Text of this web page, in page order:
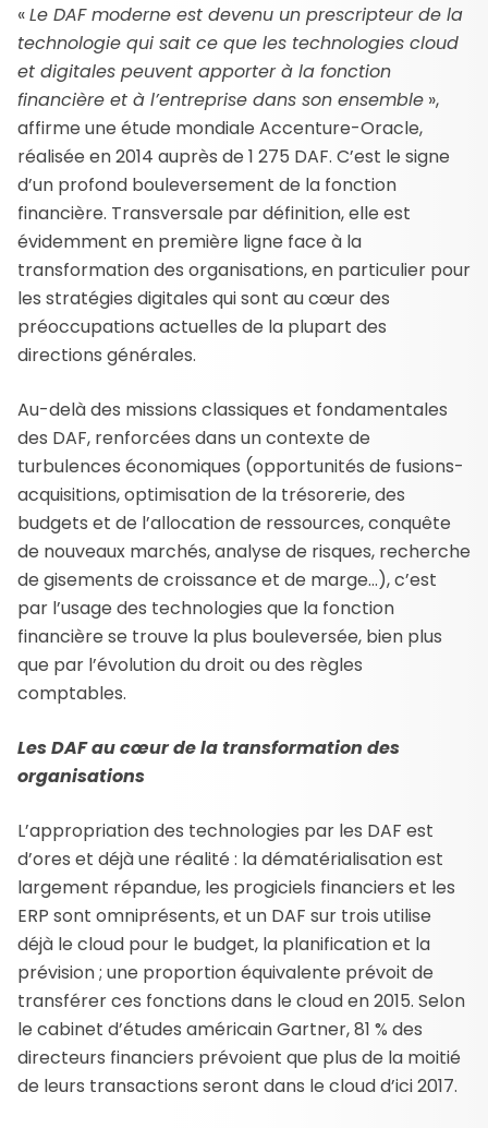
«Le DAF moderne est devenu un prescripteur de la
technologie qui sait ce que les technologies cloud
et digitales peuvent apporter à la fonction
financière et à l’entreprise dans son ensemble »,
affirme une étude mondiale Accenture-Oracle,
réalisée en 2014 auprès de 1 275 DAF. C’est le signe
d’un profond bouleversement de la fonction
financière. Transversale par définition, elle est
évidemment en première ligne face à la
transformation des organisations, en particulier pour
les stratégies digitales qui sont au cœur des
préoccupations actuelles de la plupart des
directions générales.
Au-delà des missions classiques et fondamentales
des DAF, renforcées dans un contexte de
turbulences économiques (opportunités de fusions-
acquisitions, optimisation de la trésorerie, des
budgets et de l’allocation de ressources, conquête
de nouveaux marchés, analyse de risques, recherche
de gisements de croissance et de marge…), c’est
par l’usage des technologies que la fonction
financière se trouve la plus bouleversée, bien plus
que par l’évolution du droit ou des règles
comptables.
Les DAF au cœur de la transformation des
organisations
L’appropriation des technologies par les DAF est
d’ores et déjà une réalité : la dématérialisation est
largement répandue, les progiciels financiers et les
ERP sont omniprésents, et un DAF sur trois utilise
déjà le cloud pour le budget, la planification et la
prévision ; une proportion équivalente prévoit de
transférer ces fonctions dans le cloud en 2015. Selon
le cabinet d’études américain Gartner, 81 % des
directeurs financiers prévoient que plus de la moitié
de leurs transactions seront dans le cloud d’ici 2017.